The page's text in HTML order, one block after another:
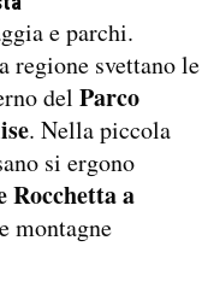
e parchi.
regione svettano le
del Parco
. Nella piccola
si ergono
Rocchetta a
montagne